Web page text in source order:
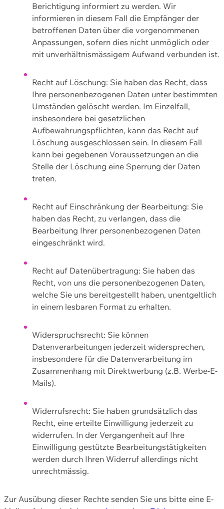
Berichtigung informiert zu werden. Wir
informieren in diesem Fall die Empfänger der
betroffenen Daten über die vorgenommenen
Anpassungen, sofern dies nicht unmöglich oder
mit unverhältnismässigem Aufwand verbunden ist.
Recht auf Löschung: Sie haben das Recht, dass
Ihre personenbezogenen Daten unter bestimmten
Umständen gelöscht werden. Im Einzelfall,
insbesondere bei gesetzlichen
Aufbewahrungspflichten, kann das Recht auf
Löschung ausgeschlossen sein. In diesem Fall
kann bei gegebenen Voraussetzungen an die
Stelle der Löschung eine Sperrung der Daten
treten.
Recht auf Einschränkung der Bearbeitung: Sie
haben das Recht, zu verlangen, dass die
Bearbeitung Ihrer personenbezogenen Daten
eingeschränkt wird.
Recht auf Datenübertragung: Sie haben das
Recht, von uns die personenbezogenen Daten,
welche Sie uns bereitgestellt haben, unentgeltlich
in einem lesbaren Format zu erhalten.
Widerspruchsrecht: Sie können
Datenverarbeitungen jederzeit widersprechen,
insbesondere für die Datenverarbeitung im
Zusammenhang mit Direktwerbung (z.B. Werbe-E-
Mails).
Widerrufsrecht: Sie haben grundsätzlich das
Recht, eine erteilte Einwilligung jederzeit zu
widerrufen. In der Vergangenheit auf Ihre
Einwilligung gestützte Bearbeitungstätigkeiten
werden durch Ihren Widerruf allerdings nicht
unrechtmässig.
Zur Ausübung dieser Rechte senden Sie uns bitte eine E-